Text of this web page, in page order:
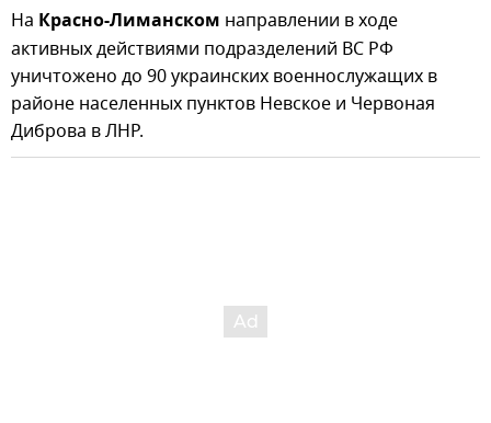
На Красно-Лиманском направлении в ходе
активных действиями подразделений ВС РФ
уничтожено до 90 украинских военнослужащих в
районе населенных пунктов Невское и Червоная
Диброва в ЛНР.